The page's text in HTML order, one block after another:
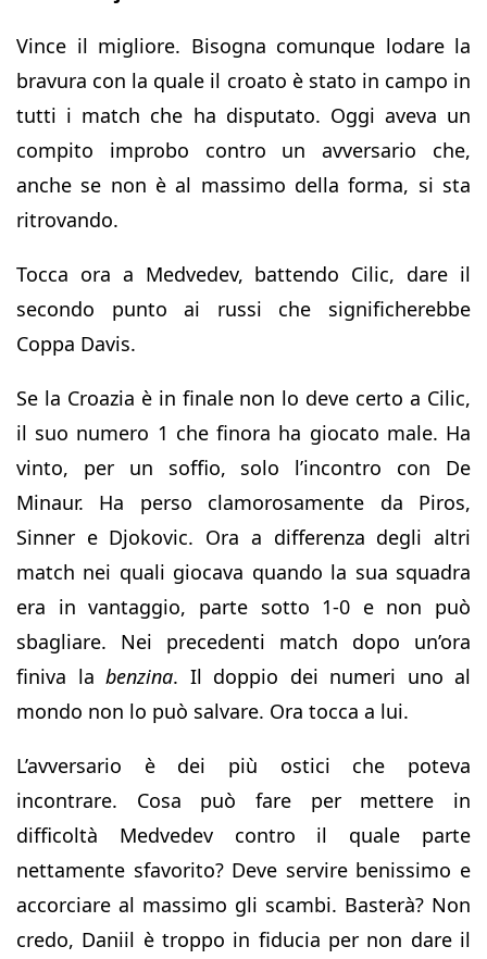
Vince il migliore. Bisogna comunque lodare la
bravura con la quale il croato è stato in campo in
tutti i match che ha disputato. Oggi aveva un
compito improbo contro un avversario che,
anche se non è al massimo della forma, si sta
ritrovando.
Tocca ora a Medvedev, battendo Cilic, dare il
secondo punto ai russi che significherebbe
Coppa Davis.
Se la Croazia è in finale non lo deve certo a Cilic,
il suo numero 1 che finora ha giocato male. Ha
vinto, per un soffio, solo l’incontro con De
Minaur. Ha perso clamorosamente da Piros,
Sinner e Djokovic. Ora a differenza degli altri
match nei quali giocava quando la sua squadra
era in vantaggio, parte sotto 1-0 e non può
sbagliare. Nei precedenti match dopo un’ora
finiva la benzina. Il doppio dei numeri uno al
mondo non lo può salvare. Ora tocca a lui.
L’avversario è dei più ostici che poteva
incontrare. Cosa può fare per mettere in
difficoltà Medvedev contro il quale parte
nettamente sfavorito? Deve servire benissimo e
accorciare al massimo gli scambi. Basterà? Non
credo, Daniil è troppo in fiducia per non dare il